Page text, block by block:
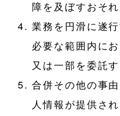
障を及ぼすおそ
業務を円滑に遂
必要な範囲内に
又は一部を委託
合併その他の事
人情報が提供さ